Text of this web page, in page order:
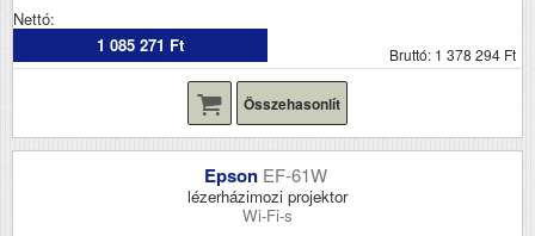
Nettó:
1 085 271 Ft
Bruttó: 1 378 294 Ft
Összehasonlít
Epson EF-61W
lézerházimozi projektor
Wi-Fi-s